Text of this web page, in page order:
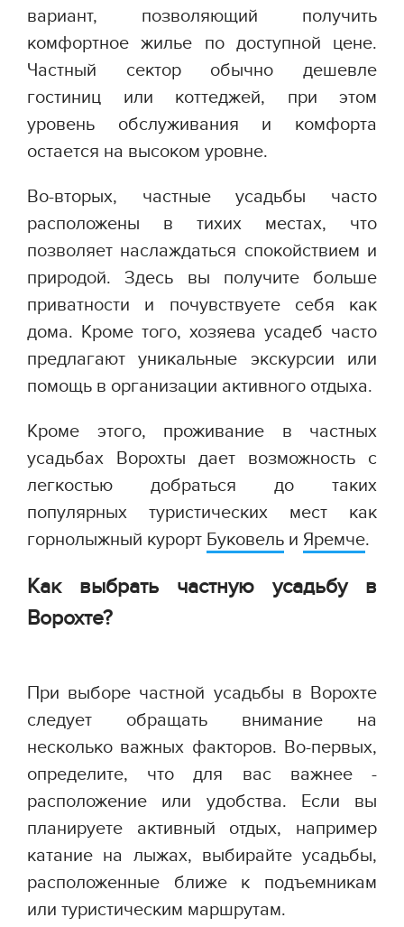
вариант, позволяющий получить
комфортное жилье по доступной цене.
Частный сектор обычно дешевле
гостиниц или коттеджей, при этом
уровень обслуживания и комфорта
остается на высоком уровне.
Во-вторых, частные усадьбы часто
расположены в тихих местах, что
позволяет наслаждаться спокойствием и
природой. Здесь вы получите больше
приватности и почувствуете себя как
дома. Кроме того, хозяева усадеб часто
предлагают уникальные экскурсии или
помощь в организации активного отдыха.
Кроме этого, проживание в частных
усадьбах Ворохты дает возможность с
легкостью добраться до таких
популярных туристических мест как
горнолыжный курорт Буковель и Яремче.
Как выбрать частную усадьбу в
Ворохте?
При выборе частной усадьбы в Ворохте
следует обращать внимание на
несколько важных факторов. Во-первых,
определите, что для вас важнее -
расположение или удобства. Если вы
планируете активный отдых, например
катание на лыжах, выбирайте усадьбы,
расположенные ближе к подъемникам
или туристическим маршрутам.